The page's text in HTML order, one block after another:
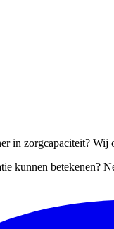
in zorgcapaciteit?
kunnen betekenen?